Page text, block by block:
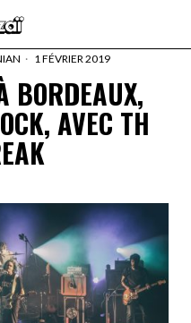
1 FÉVRIER 2019
BORDEAUX,
AVEC TH